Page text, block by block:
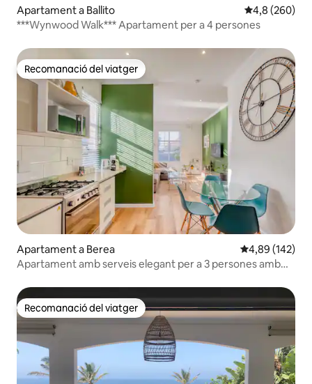
Apartament a Ballito 4,8 de
4,8 (260)
***Wynwood Walk*** Apartament per a 4 persones
Recomanació del viatger
Recomanació del viatger
Apartament a Berea 4,89 de
4,89 (142)
Apartament amb serveis elegant per a 3 persones amb
Recomanació del viatger
Recomanació del viatger